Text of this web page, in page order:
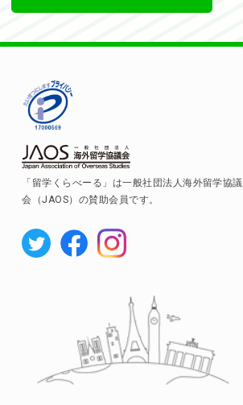
「留学くらべーる」は一般社団法人海外留学協議
会（JAOS）の賛助会員です。